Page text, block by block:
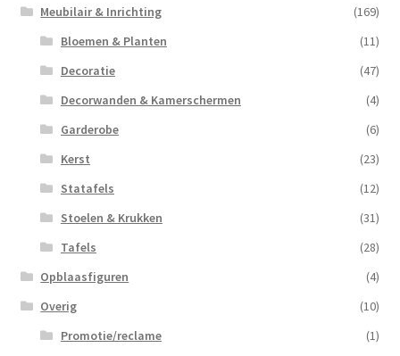
Meubilair & Inrichting
(169)
Bloemen & Planten
(11)
Decoratie
(47)
Decorwanden & Kamerschermen
(4)
Garderobe
(6)
Kerst
(23)
Statafels
(12)
Stoelen & Krukken
(31)
Tafels
(28)
Opblaasfiguren
(4)
Overig
(10)
Promotie/reclame
(1)